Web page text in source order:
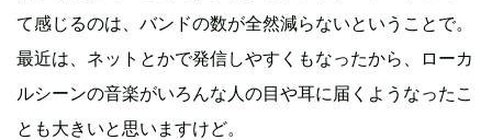
て感じるのは、バンドの数が全然減らないということで。
最近は、ネットとかで発信しやすくもなったから、ローカ
ルシーンの音楽がいろんな人の目や耳に届くようなったこ
とも大きいと思いますけど。